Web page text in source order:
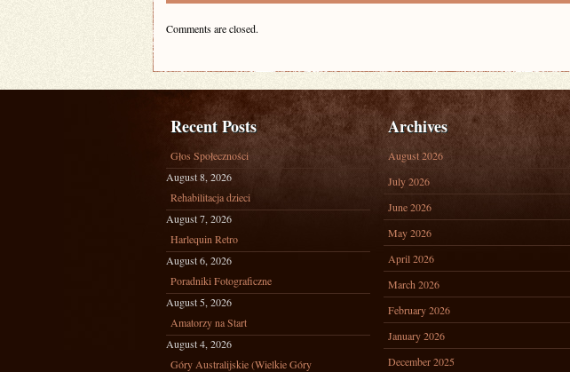
Comments are closed.
Recent Posts
Głos Społeczności
August 8, 2026
Rehabilitacja dzieci
August 7, 2026
Harlequin Retro
August 6, 2026
Poradniki Fotograficzne
August 5, 2026
Amatorzy na Start
August 4, 2026
Góry Australijskie (Wielkie Góry
Archives
August 2026
July 2026
June 2026
May 2026
April 2026
March 2026
February 2026
January 2026
December 2025